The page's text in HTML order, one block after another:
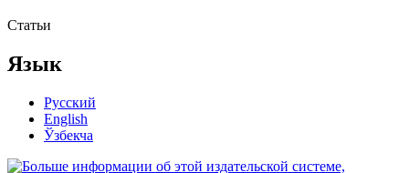
Статьи
Язык
Русский
English
Ўзбекча